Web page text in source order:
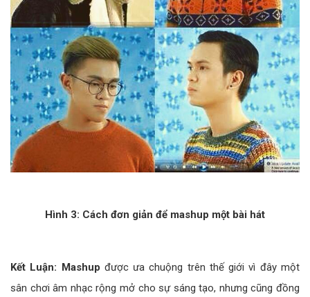
Hình 3: Cách đơn giản để mashup một bài hát
Kết Luận: Mashup được ưa chuộng trên thế giới vì đây một
sân chơi âm nhạc rộng mở cho sự sáng tạo, nhưng cũng đồng